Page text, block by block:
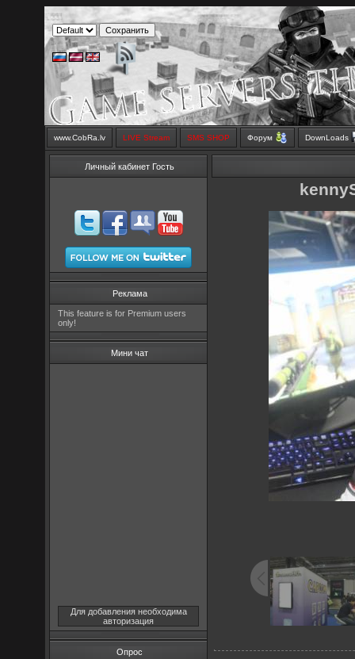
www.CobRa.lv LIVE Stream SMS SHOP Форум DownLoads
Личный кабинет Гость
Реклама
This feature is for Premium users
only!
Мини чат
Для добавления необходима
авторизация
Опрос